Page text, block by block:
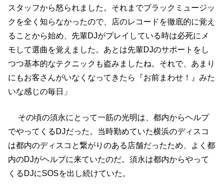
スタッフから怒られました。それまでブラックミュージッ
クを全く知らなかったので、店のレコードを徹底的に覚え
ることから始め、先輩DJがプレイしている時は必死にメ
モして選曲を覚えました。あとは先輩DJのサポートをし
つつ基本的なテクニックも盗みましたね。それで、あまり
にもお客さんがいなくなってきたら『お前まわせ！』みた
いな感じの毎日」
その頃の須永にとって一筋の光明は、都内からヘルプ
でやってくるDJだった。当時勤めていた横浜のディスコ
は都内のディスコと繋がりのある店舗だったため、よく都
内のDJがヘルプに来ていたのだ。須永は都内からやって
くるDJにSOSを出し続けていた。